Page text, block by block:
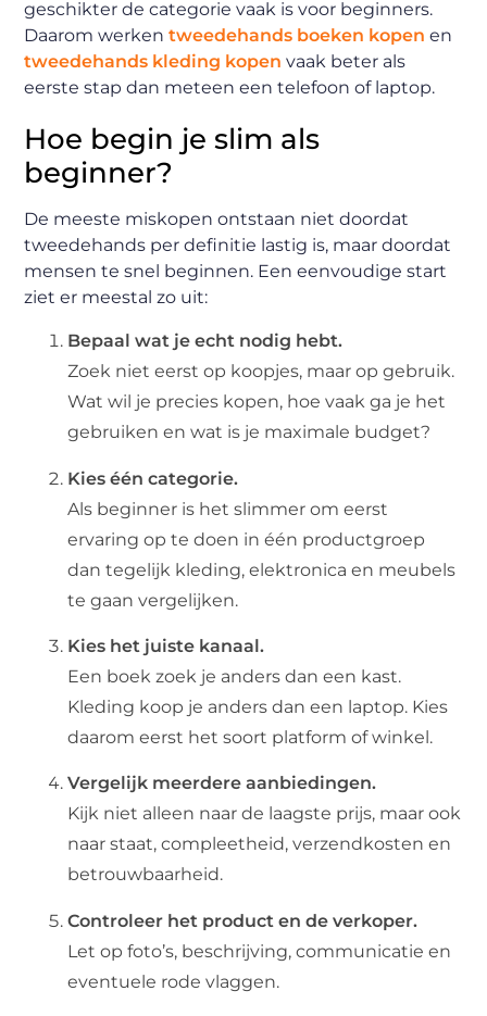
geschikter de categorie vaak is voor beginners.
Daarom werkentweedehands boeken kopen en
tweedehands kleding kopen vaak beter als
eerste stap dan meteen een telefoon of laptop.
Hoe begin je slim als
beginner?
De meeste miskopen ontstaan niet doordat
tweedehands per definitie lastig is, maar doordat
mensen te snel beginnen. Een eenvoudige start
ziet er meestal zo uit:
Bepaal wat je echt nodig hebt.
Zoek niet eerst op koopjes, maar op gebruik.
Wat wil je precies kopen, hoe vaak ga je het
gebruiken en wat is je maximale budget?
Kies één categorie.
Als beginner is het slimmer om eerst
ervaring op te doen in één productgroep
dan tegelijk kleding, elektronica en meubels
te gaan vergelijken.
Kies het juiste kanaal.
Een boek zoek je anders dan een kast.
Kleding koop je anders dan een laptop. Kies
daarom eerst het soort platform of winkel.
Vergelijk meerdere aanbiedingen.
Kijk niet alleen naar de laagste prijs, maar ook
naar staat, compleetheid, verzendkosten en
betrouwbaarheid.
Controleer het product en de verkoper.
Let op foto’s, beschrijving, communicatie en
eventuele rode vlaggen.